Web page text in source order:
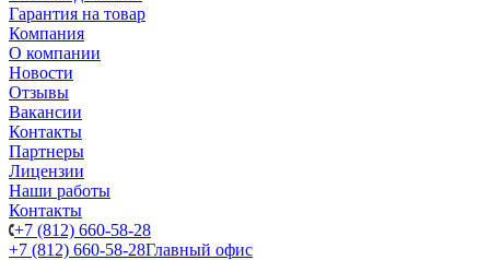
Гарантия на товар
Компания
О компании
Новости
Отзывы
Вакансии
Контакты
Партнеры
Лицензии
Наши работы
Контакты
+7 (812) 660-58-28
+7 (812) 660-58-28Главный офис